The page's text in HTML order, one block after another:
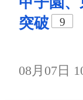
突破
9
08月07日